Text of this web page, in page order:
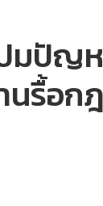
ปัญห
นรื้อก